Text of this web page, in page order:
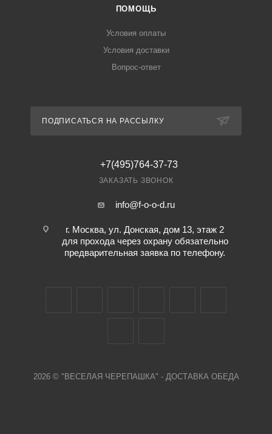
ПОМОЩЬ
Условия оплаты
Условия доставки
Вопрос-ответ
ПОДПИСАТЬСЯ НА РАССЫЛКУ
+7(495)764-37-73
ЗАКАЗАТЬ ЗВОНОК
info@f-o-o-d.ru
г. Москва, ул. Донская, дом 13, этаж 2
для прохода через охрану обязательно
предварительная заявка по телефону.
2026 © "ВЕСЕЛАЯ ЧЕРЕПАШКА" - ДОСТАВКА ОБЕДА